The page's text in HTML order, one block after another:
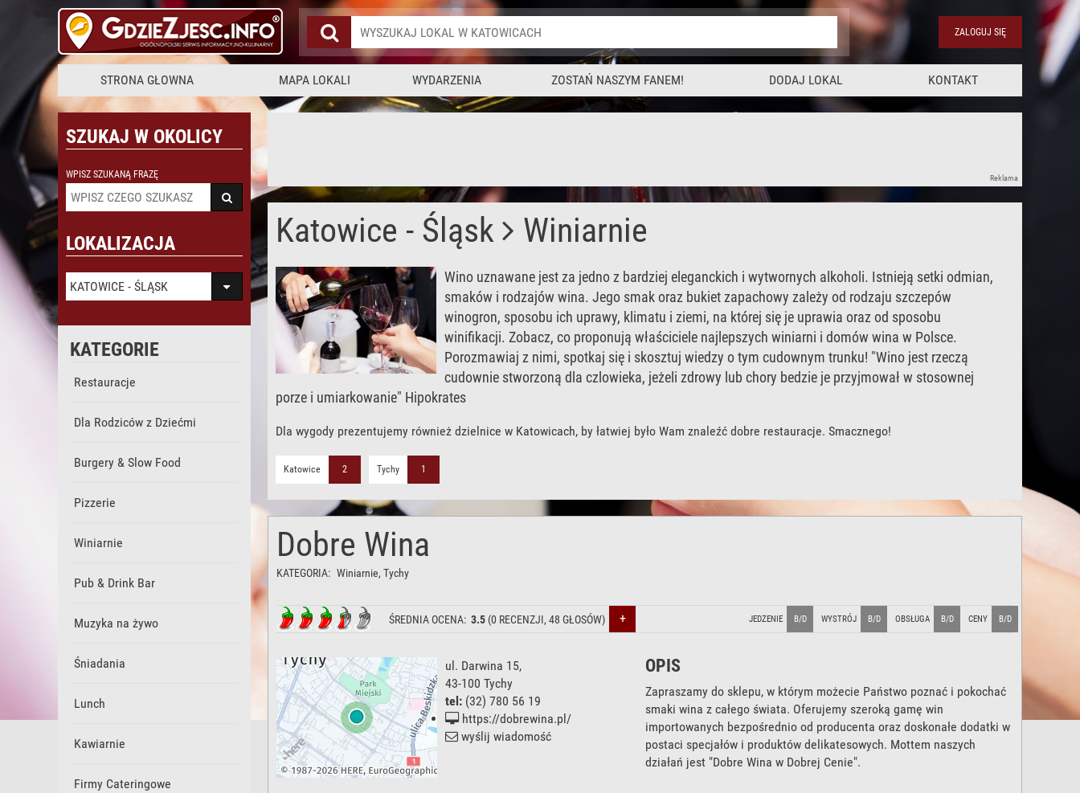
ZALOGUJ SIĘ
STRONA GŁOWNA MAPA LOKALI WYDARZENIA ZOSTAŃ NASZYM FANEM! DODAJ LOKAL KONTAKT
SZUKAJ W OKOLICY
WPISZ SZUKANĄ FRAZĘ
LOKALIZACJA
KATOWICE - ŚLĄSK
KATEGORIE
Restauracje
Dla Rodziców z Dziećmi
Burgery & Slow Food
Pizzerie
Winiarnie
Pub & Drink Bar
Muzyka na żywo
Śniadania
Lunch
Kawiarnie
Firmy Cateringowe
Reklama
Katowice - Śląsk Winiarnie
Wino uznawane jest za jedno z bardziej eleganckich i wytwornych alkoholi. Istnieją setki odmian,
smaków i rodzajów wina. Jego smak oraz bukiet zapachowy zależy od rodzaju szczepów
winogron, sposobu ich uprawy, klimatu i ziemi, na której się je uprawia oraz od sposobu
winifikacji. Zobacz, co proponują właściciele najlepszych winiarni i domów wina w Polsce.
Porozmawiaj z nimi, spotkaj się i skosztuj wiedzy o tym cudownym trunku! "Wino jest rzeczą
cudownie stworzoną dla czlowieka, jeżeli zdrowy lub chory bedzie je przyjmował w stosownej
porze i umiarkowanie" Hipokrates
Dla wygody prezentujemy również dzielnice w Katowicach, by łatwiej było Wam znaleźć dobre restauracje. Smacznego!
Katowice 2 Tychy 1
Dobre Wina
KATEGORIA: Winiarnie, Tychy
ŚREDNIA OCENA: 3.5 (0 RECENZJI, 48 GŁOSÓW) + JEDZENIE B/D WYSTRÓJ B/D OBSŁUGA B/D CENY B/D
ul. Darwina 15,
43-100 Tychy
tel: (32) 780 56 19
https://dobrewina.pl/
wyślij wiadomość
OPIS
Zapraszamy do sklepu, w którym możecie Państwo poznać i pokochać
smaki wina z całego świata. Oferujemy szeroką gamę win
importowanych bezpośrednio od producenta oraz doskonałe dodatki w
postaci specjałów i produktów delikatesowych. Mottem naszych
działań jest "Dobre Wina w Dobrej Cenie".